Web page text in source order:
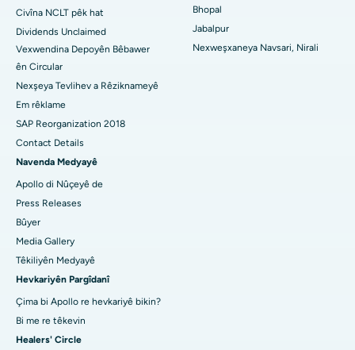
Civîna NCLT pêk hat
Dividends Unclaimed
Vexwendina Depoyên Bêbawer
ên Circular
Nexşeya Tevlihev a Rêziknameyê
Em rêklame
SAP Reorganization 2018
Contact Details
Navenda Medyayê
Apollo di Nûçeyê de
Press Releases
Bûyer
Media Gallery
Têkiliyên Medyayê
Hevkariyên Pargîdanî
Çima bi Apollo re hevkariyê bikin?
Bi me re têkevin
Healers' Circle
Bhopal
Jabalpur
Nexweşxaneya Navsari, Nirali